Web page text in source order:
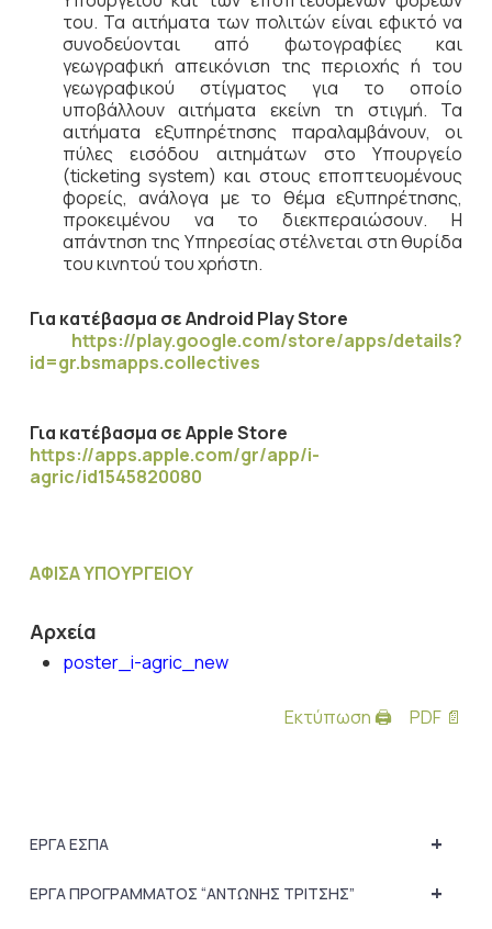
του. Τα αιτήματα των πολιτών είναι εφικτό να
συνοδεύονται από φωτογραφίες και
γεωγραφική απεικόνιση της περιοχής ή του
γεωγραφικού στίγματος για το οποίο
υποβάλλουν αιτήματα εκείνη τη στιγμή. Τα
αιτήματα εξυπηρέτησης παραλαμβάνουν, οι
πύλες εισόδου αιτημάτων στο Υπουργείο
(ticketing system) και στους εποπτευομένους
φορείς, ανάλογα με το θέμα εξυπηρέτησης,
προκειμένου να το διεκπεραιώσουν. Η
απάντηση της Υπηρεσίας στέλνεται στη θυρίδα
του κινητού του χρήστη.
Για κατέβασμα σεAndroid Play Store
https://play.google.com/store/apps/details?
id=gr.bsmapps.collectives
Για κατέβασμα σε Apple Store
https://apps.apple.com/gr/app/i-
agric/id1545820080
ΑΦΙΣΑ ΥΠΟΥΡΓΕΙΟΥ
Αρχεία
poster_i-agric_new
Εκτύπωση 🖨 PDF 📄
+
ΕΡΓΑ ΕΣΠΑ
+
ΕΡΓΑ ΠΡΟΓΡΑΜΜΑΤΟΣ “ΑΝΤΩΝΗΣ ΤΡΙΤΣΗΣ”